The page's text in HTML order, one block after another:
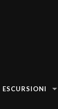
ESCURSIONI